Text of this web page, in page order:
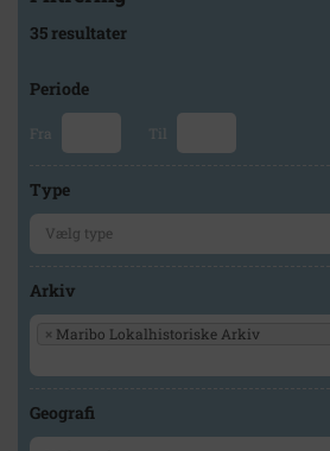
35 resultater
Periode
Fra Til
Type
Arkiv
× Maribo Lokalhistoriske Arkiv
Geografi